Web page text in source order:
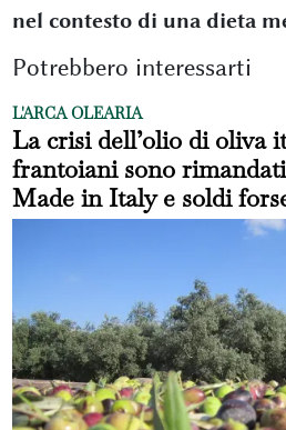
nel contesto di una dieta
Potrebbero interessarti
L'ARCA OLEARIA
La crisi dell’olio di oliva
frantoiani sono
Made in Italy e soldi